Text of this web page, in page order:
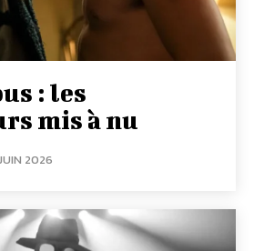
: les
mis à nu
2026